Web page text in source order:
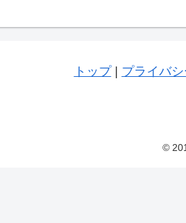
トップ| プライバ
©